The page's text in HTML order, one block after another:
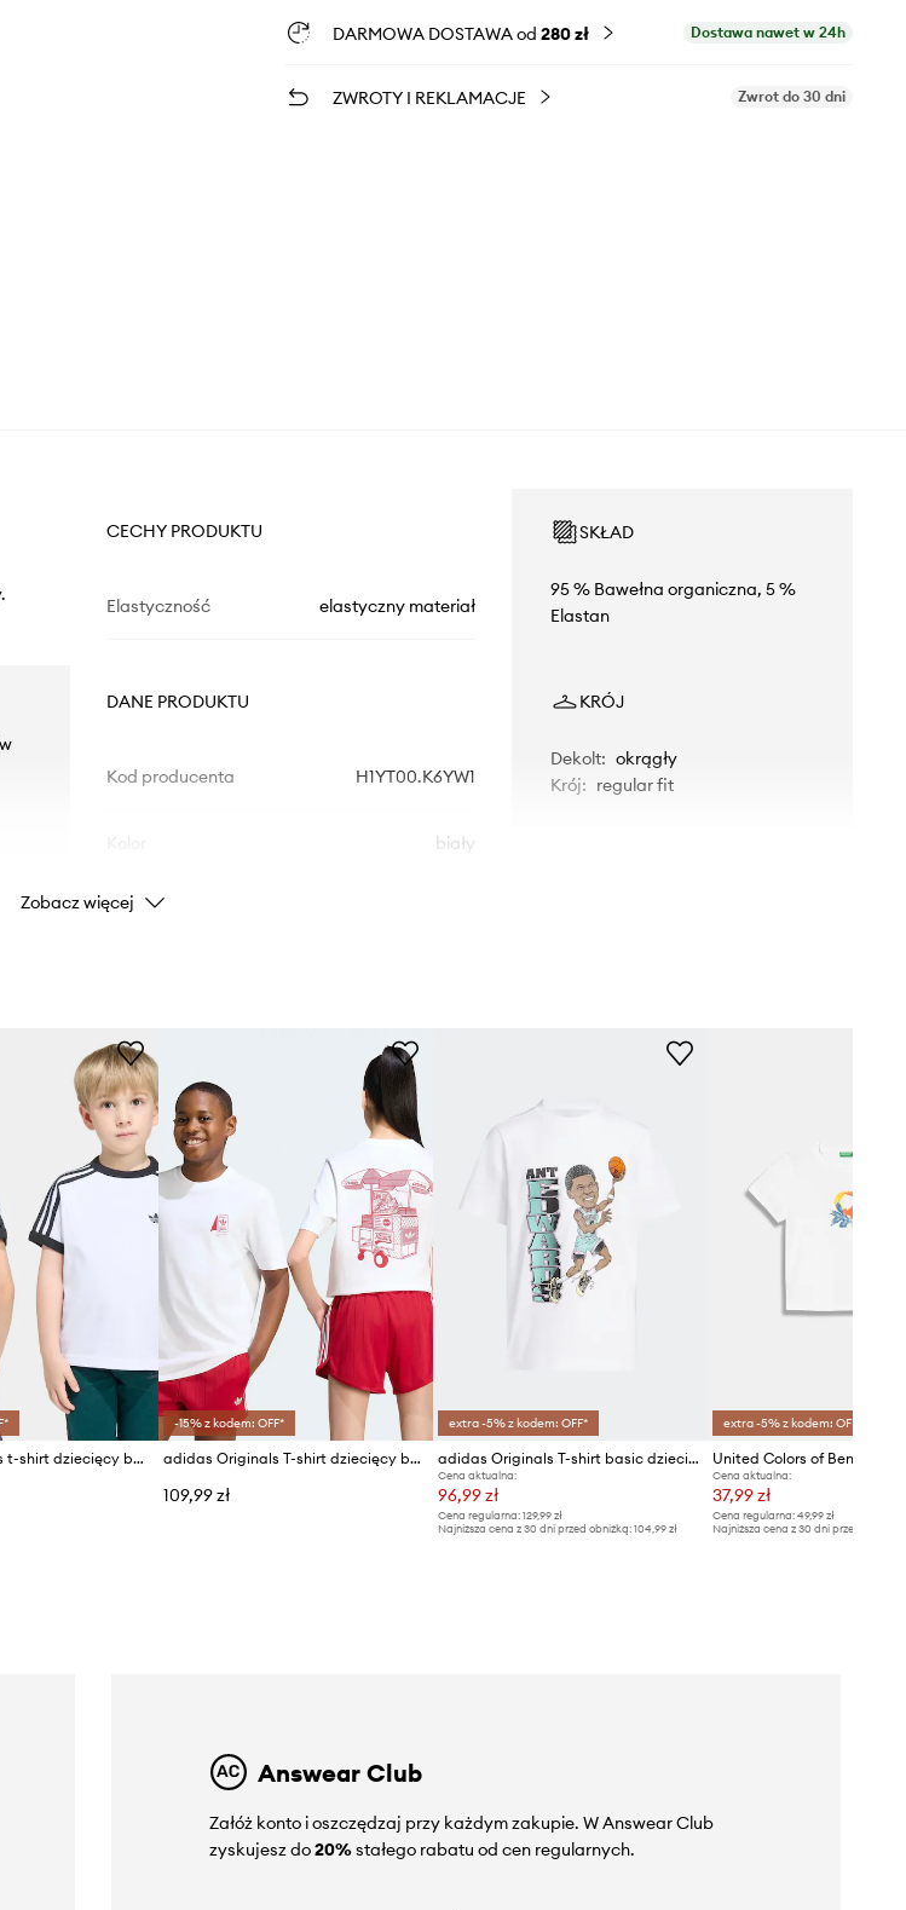
DARMOWA DOSTAWA od 280 zł Dostawa nawet w 24h
ZWROTY I REKLAMACJE Zwrot do 30 dni
CECHY PRODUKTU
Elastyczność elastyczny materiał
DANE PRODUKTU
Kod producenta H1YT00.K6YW1
biały
Marka
ID Produktu
SKŁAD
95 % Bawełna organiczna, 5 %
Elastan
KRÓJ
Dekolt: okrągły
Krój: regular fit
Zobacz więcej
adidas Originals t-shirt dziecięcy bawełniany
-15% z kodem: OFF*
adidas Originals T-shirt dziecięcy bawełniany
109,99 zł
extra -5% z kodem: OFF*
adidas Originals T-shirt basic dziecięcy bawełniany
Cena aktualna:
96,99 zł
Cena regularna:129,99 zł
Najniższa cena z 30 dni przed obniżką:104,99 zł
extra -5% z kodem: OFF*
Cena aktualna:
37,99 zł
Cena regularna: 49,99 zł
Najniższa cena z 30 dni przed obniżką:
Answear Club
Załóż konto i oszczędzaj przy każdym zakupie. W Answear Club
zyskujesz do20%stałego rabatu od cen regularnych.